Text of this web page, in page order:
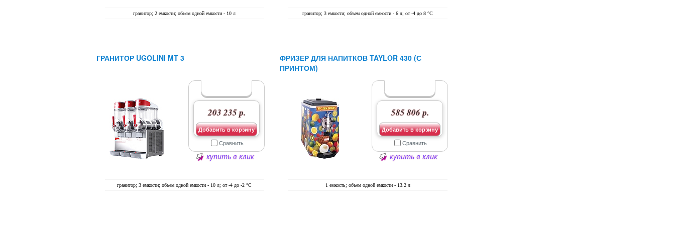
гранитор; 2 емкости; объем одной емкости - 10 л гранитор; 3 емкости; объем одной емкости - 6 л; от -4 до 8 °C
ГРАНИТОР UGOLINI MT 3
гранитор; 3 емкости; объем одной емкости - 10 л; от -4 до -2 °C
203 235 р.
Добавить в корзину
Сравнить
купить в клик
ФРИЗЕР ДЛЯ НАПИТКОВ TAYLOR 430 (С
ПРИНТОМ)
1 емкость; объем одной емкости - 13.2 л
585 806 р.
Добавить в корзину
Сравнить
купить в клик